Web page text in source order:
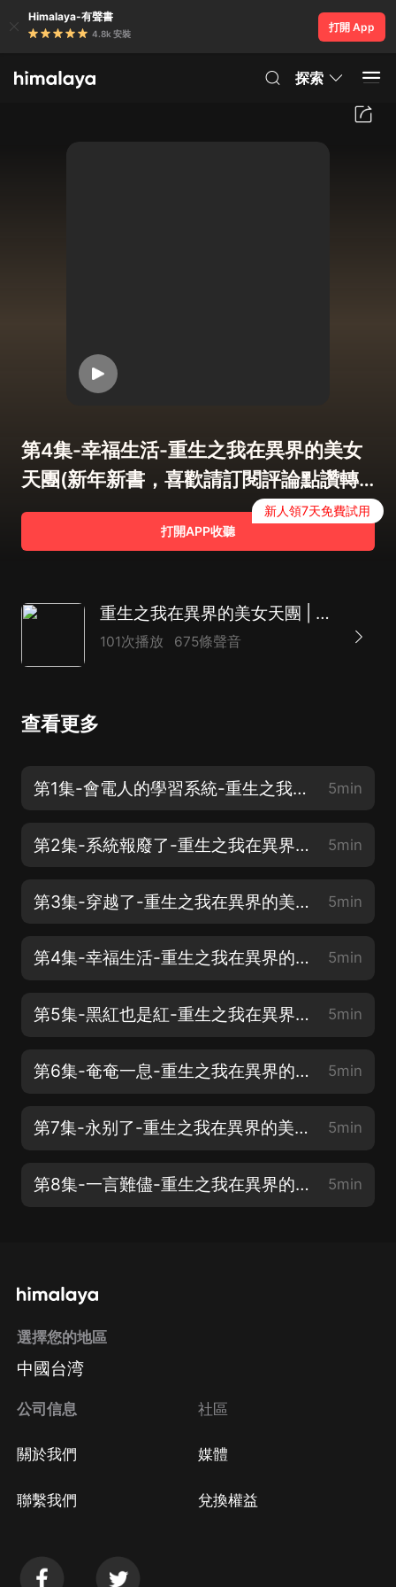
Himalaya-有聲書
4.8k 安裝
打開 App
探索
第4集-幸福生活-重生之我在異界的美女
天團(新年新書，喜歡請訂閱評論點讚轉
發)
打開APP收聽
新人領7天免費試用
重生之我在異界的美女天團 | 精品多播 | 系統快穿爽文 | 逆行萬年
101次播放 675條聲音
查看更多
第1集-會電人的學習系統-重生之我在異界的美女天團(新年新書，喜歡請訂閱評論、轉發) 5min
第2集-系統報廢了-重生之我在異界的美女天團(新年新書，喜歡請訂閱評論點讚轉發) 5min
第3集-穿越了-重生之我在異界的美女天團(新年新書，喜歡請訂閱評論點讚轉發) 5min
第4集-幸福生活-重生之我在異界的美女天團(新年新書，喜歡請訂閱評論點讚轉發) 5min
第5集-黑紅也是紅-重生之我在異界的美女天團(新年新書，喜歡請訂閱評論點讚轉發) 5min
第6集-奄奄一息-重生之我在異界的美女天團(新年新書，喜歡請訂閱評論點讚轉發) 5min
第7集-永别了-重生之我在異界的美女天團(新年新書，喜歡請訂閱評論點讚轉發) 5min
第8集-一言難儘-重生之我在異界的美女天團(新年新書，喜歡請訂閱評論點讚轉發) 5min
選擇您的地區
中國台湾
公司信息
關於我們
聯繫我們
社區
媒體
兌換權益